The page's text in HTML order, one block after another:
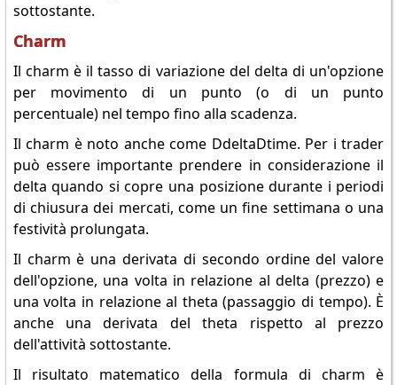
sottostante.
Charm
Il charm è il tasso di variazione del delta di un'opzione
per movimento di un punto (o di un punto
percentuale) nel tempo fino alla scadenza.
Il charm è noto anche come DdeltaDtime. Per i trader
può essere importante prendere in considerazione il
delta quando si copre una posizione durante i periodi
di chiusura dei mercati, come un fine settimana o una
festività prolungata.
Il charm è una derivata di secondo ordine del valore
dell'opzione, una volta in relazione al delta (prezzo) e
una volta in relazione al theta (passaggio di tempo). È
anche una derivata del theta rispetto al prezzo
dell'attività sottostante.
Il risultato matematico della formula di charm è